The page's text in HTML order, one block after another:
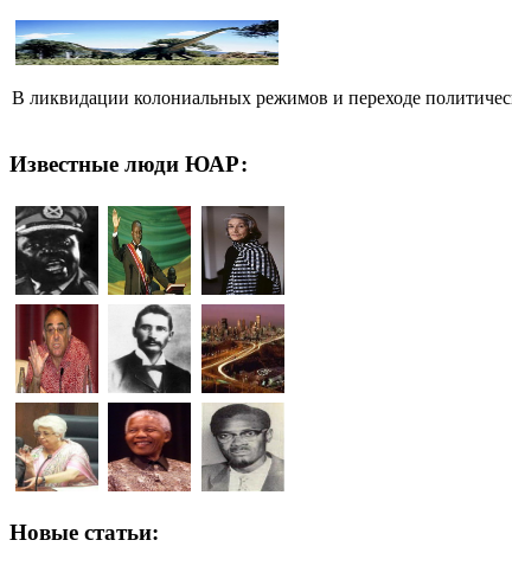
В ликвидации колониальных режимов и переходе
Известные люди ЮАР:
Новые статьи: